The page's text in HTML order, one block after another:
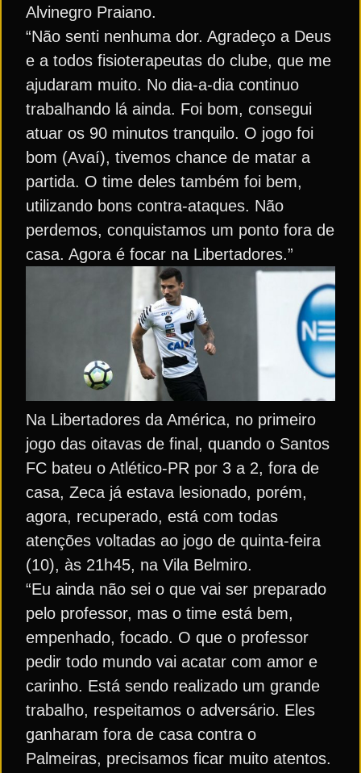
Alvinegro Praiano.
“Não senti nenhuma dor. Agradeço a Deus
e a todos fisioterapeutas do clube, que me
ajudaram muito. No dia-a-dia continuo
trabalhando lá ainda. Foi bom, consegui
atuar os 90 minutos tranquilo. O jogo foi
bom (Avaí), tivemos chance de matar a
partida. O time deles também foi bem,
utilizando bons contra-ataques. Não
perdemos, conquistamos um ponto fora de
casa. Agora é focar na Libertadores.”
Na Libertadores da América, no primeiro
jogo das oitavas de final, quando o Santos
FC bateu o Atlético-PR por 3 a 2, fora de
casa, Zeca já estava lesionado, porém,
agora, recuperado, está com todas
atenções voltadas ao jogo de quinta-feira
(10), às 21h45, na Vila Belmiro.
“Eu ainda não sei o que vai ser preparado
pelo professor, mas o time está bem,
empenhado, focado. O que o professor
pedir todo mundo vai acatar com amor e
carinho. Está sendo realizado um grande
trabalho, respeitamos o adversário. Eles
ganharam fora de casa contra o
Palmeiras, precisamos ficar muito atentos.